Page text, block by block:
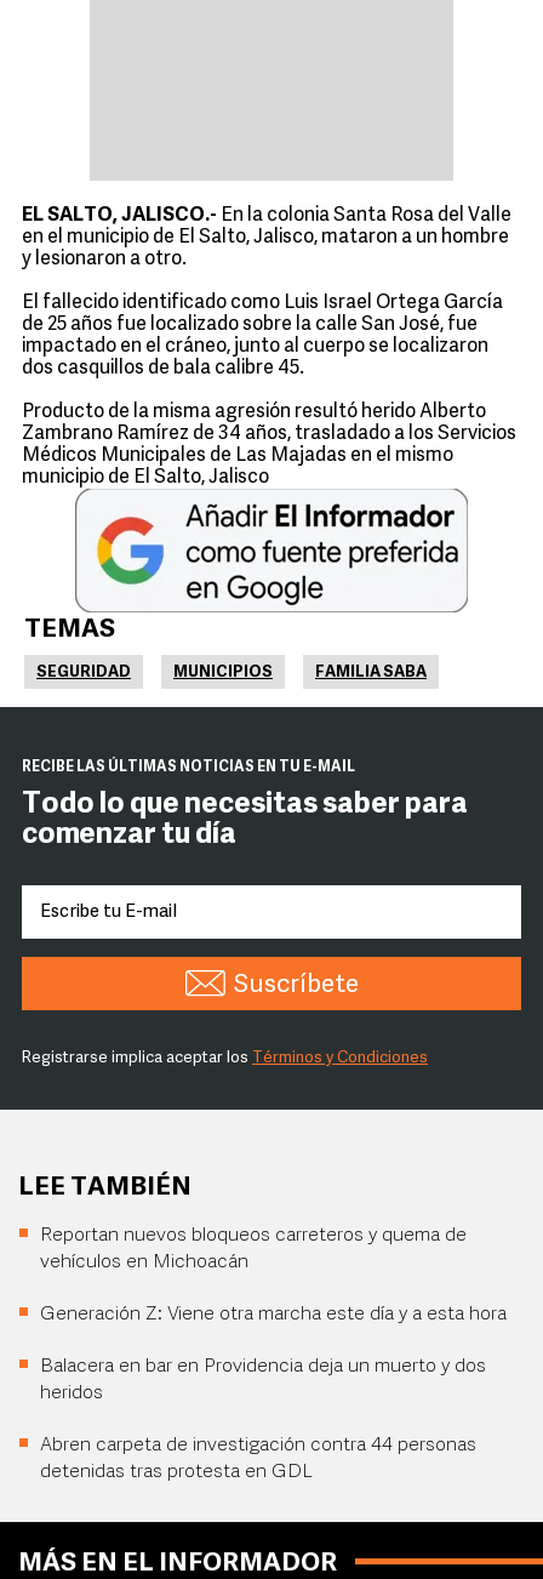
EL SALTO, JALISCO.- En la colonia Santa Rosa del Valle
en el municipio de El Salto, Jalisco, mataron a un hombre
y lesionaron a otro.
El fallecido identificado como Luis Israel Ortega García
de 25 años fue localizado sobre la calle San José, fue
impactado en el cráneo, junto al cuerpo se localizaron
dos casquillos de bala calibre 45.
Producto de la misma agresión resultó herido Alberto
Zambrano Ramírez de 34 años, trasladado a los Servicios
Médicos Municipales de Las Majadas en el mismo
municipio de El Salto, Jalisco
TEMAS
SEGURIDAD MUNICIPIOS FAMILIA SABA
RECIBE LAS ÚLTIMAS NOTICIAS EN TU E-MAIL
Todo lo que necesitas saber para
comenzar tu día
Suscríbete
Registrarse implica aceptar los Términos y Condiciones
LEE TAMBIÉN
Reportan nuevos bloqueos carreteros y quema de
vehículos en Michoacán
Generación Z: Viene otra marcha este día y a esta hora
Balacera en bar en Providencia deja un muerto y dos
heridos
Abren carpeta de investigación contra 44 personas
detenidas tras protesta en GDL
MÁS EN EL INFORMADOR